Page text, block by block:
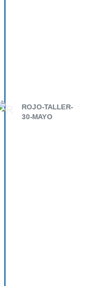
ROJO-TALLER-
30-MAYO